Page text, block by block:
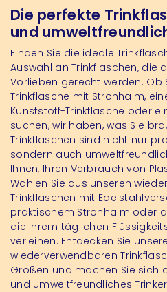
Die perfekte
und
Finden Sie die ideale
Auswahl an Trinkflaschen, die
Vorlieben gerecht werden. Ob
Trinkflasche mit Strohhalm,
Kunststoff-Trinkflasche oder
suchen, wir haben, was Sie
Trinkflaschen sind nicht nur
sondern auch
Ihnen, Ihren Verbrauch von
Wählen Sie aus unseren
Trinkflaschen mit
praktischem Strohhalm oder
die Ihrem täglichen
verleihen. Entdecken Sie
wiederverwendbaren
Größen und machen Sie sich
und umweltfreundliches